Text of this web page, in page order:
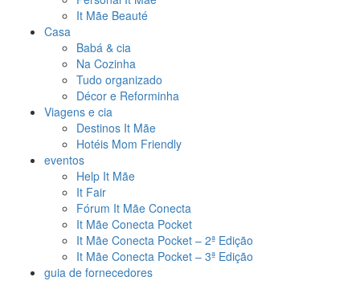
It Mãe Beauté
Casa
Babá & cia
Na Cozinha
Tudo organizado
Décor e Reforminha
Viagens e cia
Destinos It Mãe
Hotéis Mom Friendly
eventos
Help It Mãe
It Fair
Fórum It Mãe Conecta
It Mãe Conecta Pocket
It Mãe Conecta Pocket – 2ª Edição
It Mãe Conecta Pocket – 3ª Edição
guia de fornecedores